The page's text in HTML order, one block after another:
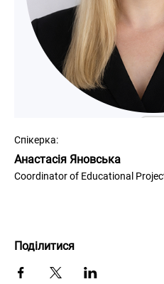
Спікерка:
Анастасія Яновська
Coordinator of Educational
Поділитися